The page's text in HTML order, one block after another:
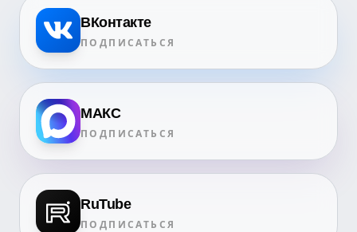
ВКонтакте
ПОДПИСАТЬСЯ
МАКС
ПОДПИСАТЬСЯ
RuTube
ПОДПИСАТЬСЯ